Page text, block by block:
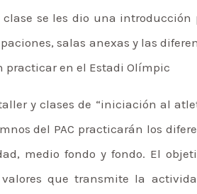
se les dio una
salas anexas y las
practicar en el Estadi Olímpic
y clases de “iniciación al
del PAC practicarán los
medio fondo y fondo. El
que transmite la